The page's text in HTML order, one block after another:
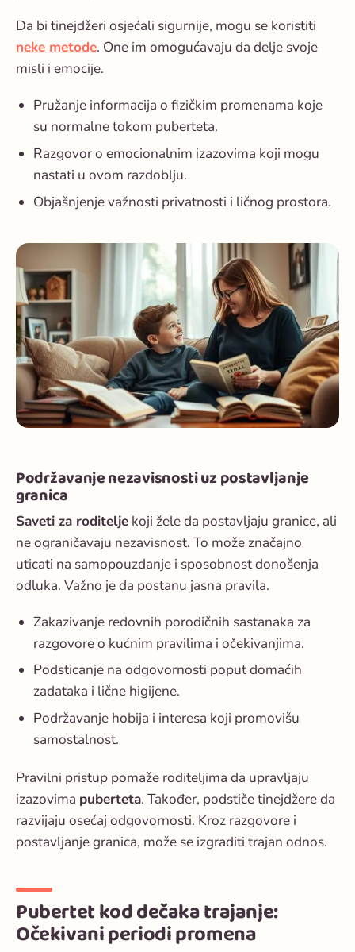
Da bi tinejdžeri osjećali sigurnije, mogu se koristiti
neke metode. One im omogućavaju da delje svoje
misli i emocije.
Pružanje informacija o fizičkim promenama koje
su normalne tokom puberteta.
Razgovor o emocionalnim izazovima koji mogu
nastati u ovom razdoblju.
Objašnjenje važnosti privatnosti i ličnog prostora.
Podržavanje nezavisnosti uz postavljanje
granica
Saveti za roditelje koji žele da postavljaju granice, ali
ne ograničavaju nezavisnost. To može značajno
uticati na samopouzdanje i sposobnost donošenja
odluka. Važno je da postanu jasna pravila.
Zakazivanje redovnih porodičnih sastanaka za
razgovore o kućnim pravilima i očekivanjima.
Podsticanje na odgovornosti poput domaćih
zadataka i lične higijene.
Podržavanje hobija i interesa koji promovišu
samostalnost.
Pravilni pristup pomaže roditeljima da upravljaju
izazovima puberteta. Također, podstiče tinejdžere da
razvijaju osećaj odgovornosti. Kroz razgovore i
postavljanje granica, može se izgraditi trajan odnos.
Pubertet kod dečaka trajanje:
Očekivani periodi promena